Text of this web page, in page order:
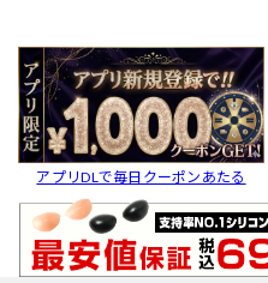
アプリDLで毎日クーポンあたる